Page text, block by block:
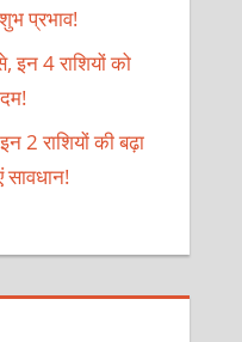
प्रभाव!
इन 4 राशियों को
2 राशियों की बढ़ा
सावधान!